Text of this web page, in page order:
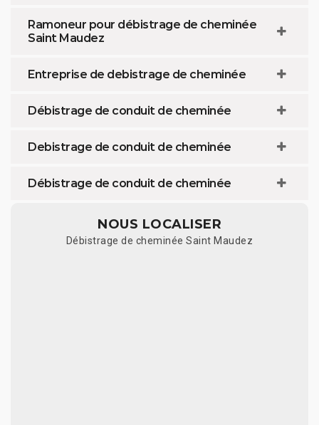
Ramoneur pour débistrage de cheminée
Saint Maudez
Entreprise de debistrage de cheminée
Débistrage de conduit de cheminée
Debistrage de conduit de cheminée
Débistrage de conduit de cheminée
NOUS LOCALISER
Débistrage de cheminée Saint Maudez